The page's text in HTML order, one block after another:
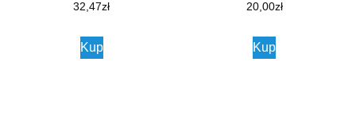
32,47zł
Kup
20,00zł
Kup